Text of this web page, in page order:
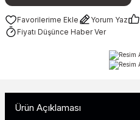
Yorum Yaz
Fiyatı Düşünce Haber Ver
Ürün Açıklaması